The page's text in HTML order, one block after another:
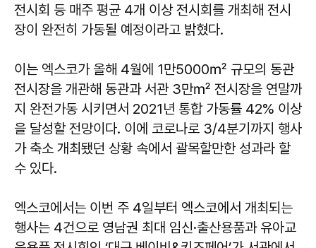
전시회 등 매주 평균 4개 이상 전시회를 개최해 전시
장이 완전히 가동될 예정이라고 밝혔다.
이는 엑스코가 올해 4월에 1만5000㎡ 규모의 동관
전시장을 개관해 동관과 서관 3만㎡ 전시장을 연말까
지 완전가동 시키면서 2021년 통합 가동률 42% 이상
을 달성할 전망이다. 이에 코로나로 3/4분기까지 행사
가 축소 개최됐던 상황 속에서 괄목할만한 성과라 할
수 있다.
엑스코에서는 이번 주 4일부터 엑스코에서 개최되는
행사는 4건으로 영남권 최대 임신·출산용품과 유아교